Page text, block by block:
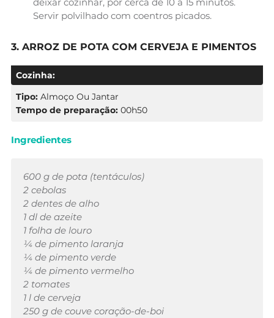
deixar cozinhar, por cerca de 10 a 15 minutos.
Servir polvilhado com coentros picados.
3. ARROZ DE POTA COM CERVEJA E PIMENTOS
Cozinha:
Tipo: Almoço Ou Jantar
Tempo de preparação: 00h50
Ingredientes
600 g de pota (tentáculos)
2 cebolas
2 dentes de alho
1 dl de azeite
1 folha de louro
¼ de pimento laranja
¼ de pimento verde
¼ de pimento vermelho
2 tomates
1 l de cerveja
250 g de couve coração-de-boi